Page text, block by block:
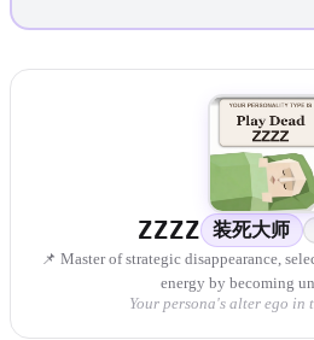
ZZZZ 装死大师
📌 Master of strategic disappearance,
energy by becoming
Your persona's alter ego in